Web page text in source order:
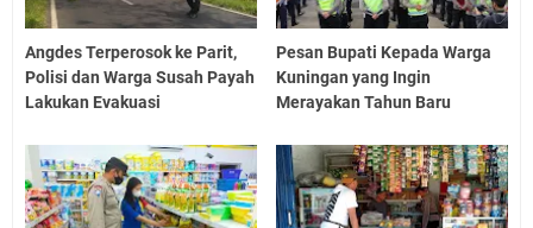
Angdes Terperosok ke Parit,
Polisi dan Warga Susah Payah
Lakukan Evakuasi
Pesan Bupati Kepada Warga
Kuningan yang Ingin
Merayakan Tahun Baru